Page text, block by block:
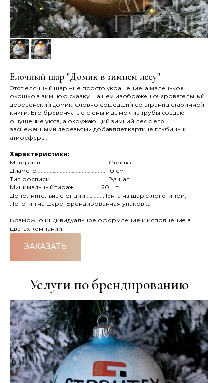
Елочный шар "Домик в зимнем лесу"
Этот елочный шар – не просто украшение, а маленькое
окошко в зимнюю сказку. На нем изображен очаровательный
деревенский домик, словно сошедший со страниц старинной
книги. Его бревенчатые стены и дымок из трубы создают
ощущение уюта, а окружающий зимний лес с его
заснеженными деревьями добавляет картине глубины и
атмосферы.
Характеристики:
Материал ............................................. Стекло
Диаметр ............................................... 10 см
Тип росписи ...................................... Ручная
Минимальный тираж ................. 20 шт
Дополнительные опции .......... Лента на шар с логотипом,
Логотип на шаре, Брендированная упаковка
Возможно индивидуальное оформление и исполнение в
цветах компании.
ЗАКАЗАТЬ
Услуги по брендированию